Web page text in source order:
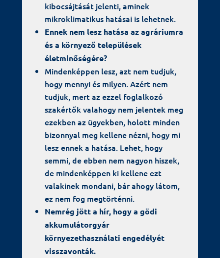
kibocsájtását jelenti, aminek
mikroklimatikus hatásai is lehetnek.
Ennek nem lesz hatása az agráriumra
és a környező települések
életminőségére?
Mindenképpen lesz, azt nem tudjuk,
hogy mennyi és milyen. Azért nem
tudjuk, mert az ezzel foglalkozó
szakértők valahogy nem jelentek meg
ezekben az ügyekben, holott minden
bizonnyal meg kellene nézni, hogy mi
lesz ennek a hatása. Lehet, hogy
semmi, de ebben nem nagyon hiszek,
de mindenképpen ki kellene ezt
valakinek mondani, bár ahogy látom,
ez nem fog megtörténni.
Nemrég jött a hír, hogy a gödi
akkumulátorgyár
környezethasználati engedélyét
visszavonták.